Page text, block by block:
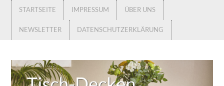
STARTSEITE IMPRESSUM ÜBER UNS
NEWSLETTER DATENSCHUTZERKLÄRUNG